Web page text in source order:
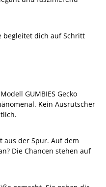
begleitet dich auf Schritt
GUMBIES Gecko
Kein Ausrutscher
aus der Spur. Auf dem
Die Chancen stehen auf